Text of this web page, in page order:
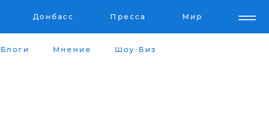
Донбасс Пресса Мир
Блоги Мнение Шоу-Биз